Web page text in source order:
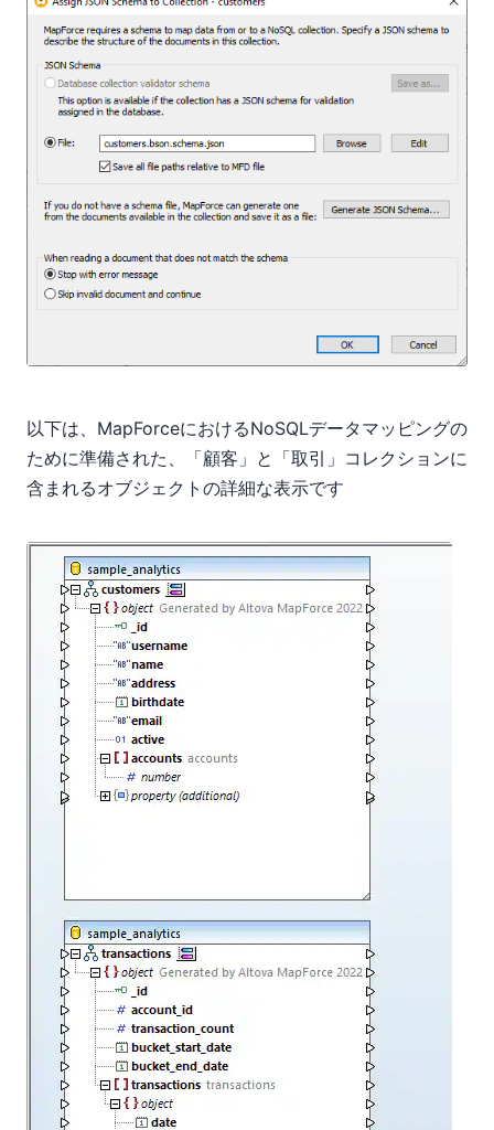
以下は、MapForceにおけるNoSQLデータマッピングの
ために準備された、「顧客」と「取引」コレクションに
含まれるオブジェクトの詳細な表示です